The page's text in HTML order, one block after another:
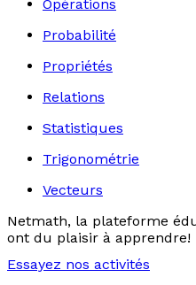
Opérations
Probabilité
Propriétés
Relations
Statistiques
Trigonométrie
Vecteurs
Netmath, la plateforme
ont du plaisir à apprendre!
Essayez nos activités